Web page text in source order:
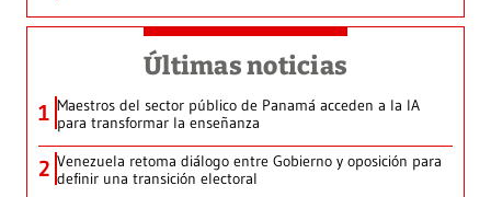
Últimas noticias
1 Maestros del sector público de Panamá acceden a la IA
para transformar la enseñanza
2 Venezuela retoma diálogo entre Gobierno y oposición para
definir una transición electoral